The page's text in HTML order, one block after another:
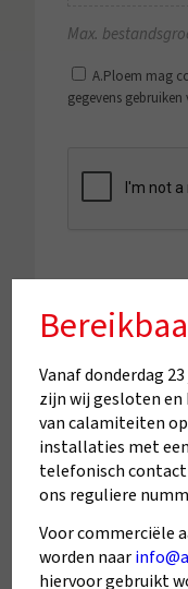
Max.
*
A.Ploem mag
gegevens
Vanaf donderdag
zijn wij gesloten
van calamiteiten
installaties met
telefonisch
ons reguliere
Voor commerciële
worden naar
hiervoor gebruikt